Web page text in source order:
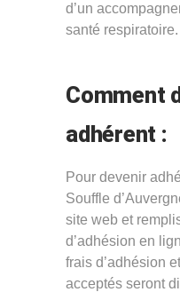
d’un
santé respiratoire.
Comment
adhérent :
Pour devenir
Souffle
site web et
d’adhésion en
frais d’adhésion
acceptés seront